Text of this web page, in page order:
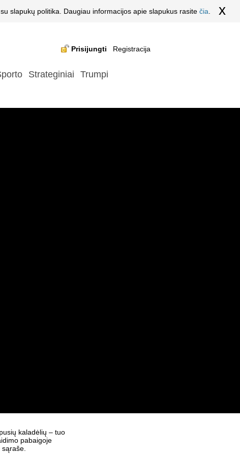
slapukų politika. Daugiau informacijos apie slapukus rasite čia x
Prisijungti Registracija
Strateginiai
Trumpi
kaladėlių – tuo
pabaigoje